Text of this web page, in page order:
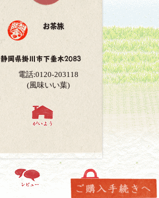
お茶旅
静岡県掛川市下垂木2083
電話:0120-203118
(風味いい葉)